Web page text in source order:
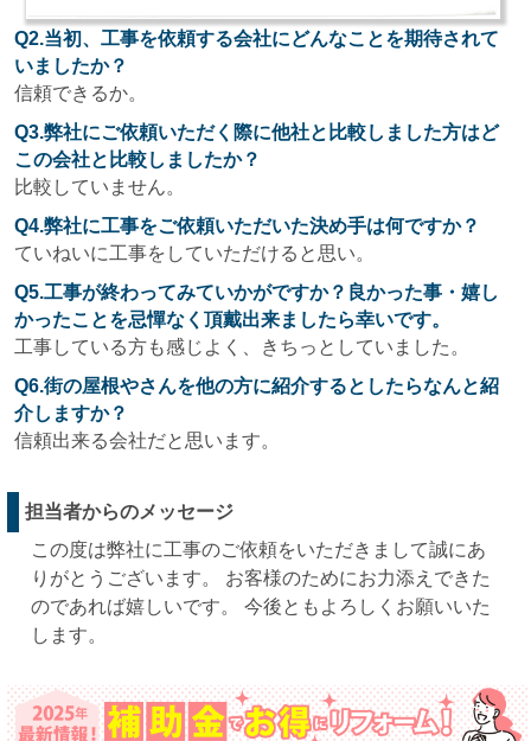
Q2.当初、工事を依頼する会社にどんなことを期待されて
いましたか？
信頼できるか。
Q3.弊社にご依頼いただく際に他社と比較しました方はど
この会社と比較しましたか？
比較していません。
Q4.弊社に工事をご依頼いただいた決め手は何ですか？
ていねいに工事をしていただけると思い。
Q5.工事が終わってみていかがですか？良かった事・嬉し
かったことを忌憚なく頂戴出来ましたら幸いです。
工事している方も感じよく、きちっとしていました。
Q6.街の屋根やさんを他の方に紹介するとしたらなんと紹
介しますか？
信頼出来る会社だと思います。
担当者からのメッセージ
この度は弊社に工事のご依頼をいただきまして誠にあ
りがとうございます。 お客様のためにお力添えできた
のであれば嬉しいです。 今後ともよろしくお願いいた
します。